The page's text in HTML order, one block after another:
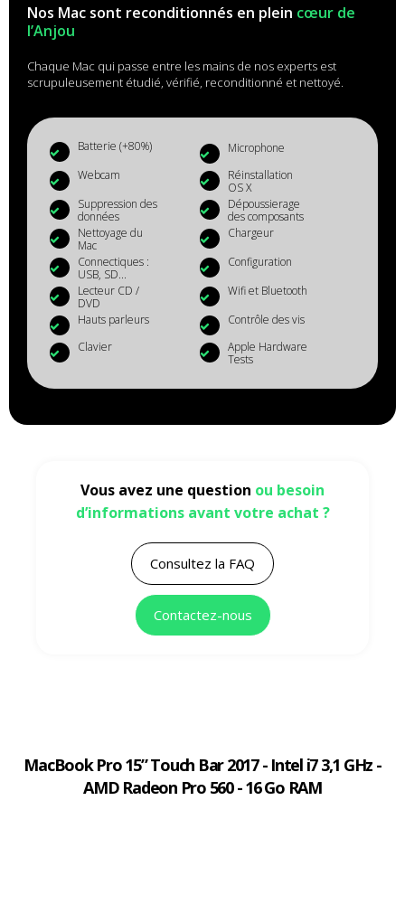
Nos Mac sont reconditionnés en plein cœur de
l’Anjou
Chaque Mac qui passe entre les mains de nos experts est
scrupuleusement étudié, vérifié, reconditionné et nettoyé.
Batterie (+80%)
Microphone
Webcam
Réinstallation
OS X
Suppression des
données
Dépoussierage
des composants
Nettoyage du
Mac
Chargeur
Connectiques :
USB, SD...
Configuration
Lecteur CD /
DVD
Wifi et Bluetooth
Hauts parleurs
Contrôle des vis
Clavier
Apple Hardware
Tests
Vous avez une question ou besoin
d’informations avant votre achat ?
Consultez la FAQ
Contactez-nous
MacBook Pro 15” Touch Bar 2017 - Intel i7 3,1 GHz -
AMD Radeon Pro 560 - 16 Go RAM